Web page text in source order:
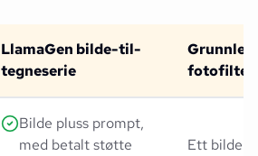
LlamaGen bilde-til-
tegneserie
fotofilter
Bilde pluss prompt,
med betalt støtte
Ett bilde